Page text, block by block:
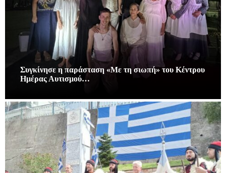
Συγκίνησε η παράσταση «Με τη σιωπή» του Κέντρου
Ημέρας Αυτισμού…